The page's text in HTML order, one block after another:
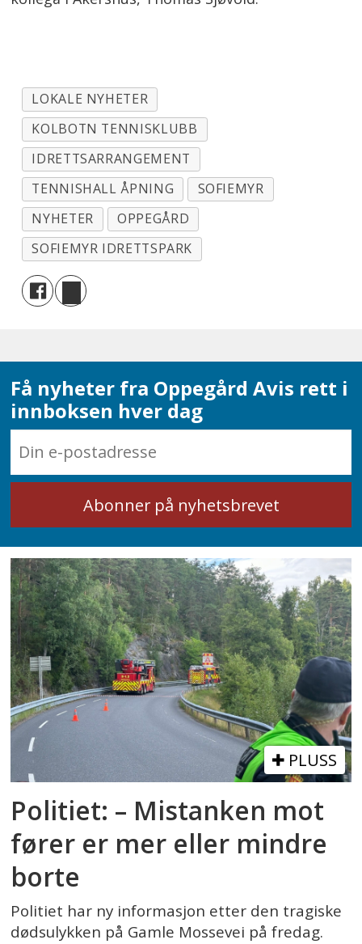
LOKALE NYHETER
KOLBOTN TENNISKLUBB
IDRETTSARRANGEMENT
TENNISHALL ÅPNING
SOFIEMYR
NYHETER
OPPEGÅRD
SOFIEMYR IDRETTSPARK
Få nyheter fra Oppegård Avis rett i
innboksen hver dag
PLUSS
Politiet: – Mistanken mot
fører er mer eller mindre
borte
Politiet har ny informasjon etter den tragiske
dødsulykken på Gamle Mossevei på fredag.